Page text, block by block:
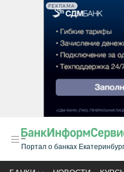
РЕКЛАМА
Портал о банках